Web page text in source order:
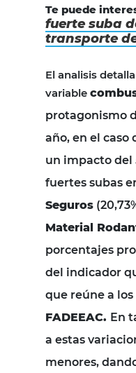
Te puede
fuerte suba
transporte
El analisis
variable
protagonismo
año, en el caso
un impacto del
fuertes subas
Seguros
Material
porcentajes
del indicador
que reúne a
FADEEAC. En
a estas
menores,